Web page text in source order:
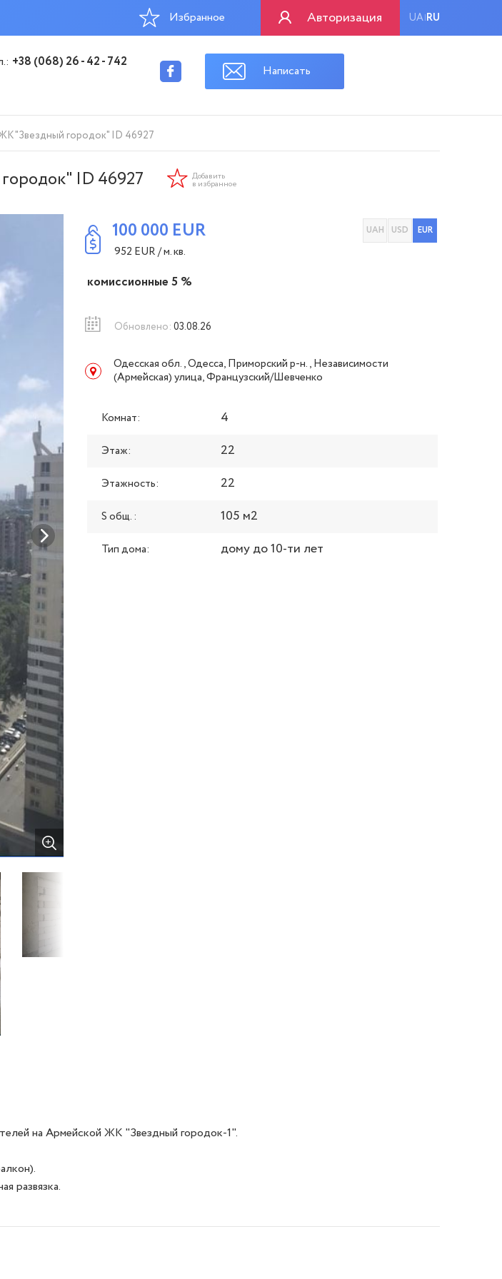
Авторизация UA|RU
Избранное
+38 (068) 26 - 42 - 742
Написать
"Звездный городок" ID 46927
ID 46927 Добавить
в избранное
100 000 EUR
952 EUR/ м. кв.
UAH USD EUR
комиссионные 5 %
Обновлено: 03.08.26
Одесская обл., Одесса, Приморский р-н., Независимости
(Армейская) улица, Французский/Шевченко
Комнат: 4
Этаж: 22
Этажность: 22
S общ. : 105 м2
Тип дома: дому до 10-ти лет
на Армейской ЖК "Звездный городок-1".
развязка.